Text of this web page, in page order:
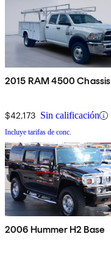
2015 RAM 4500 Chassis
$42,173 Sin calificación
Incluye tarifas de conc.
2006 Hummer H2 Base